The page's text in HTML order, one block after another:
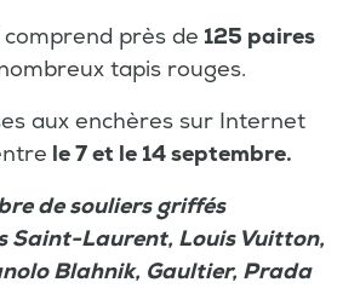
comprend près de 125 paires
tapis rouges.
aux enchères sur Internet
le 7 et le 14 septembre.
de souliers griffés
Saint-Laurent, Louis Vuitton,
Blahnik, Gaultier, Prada